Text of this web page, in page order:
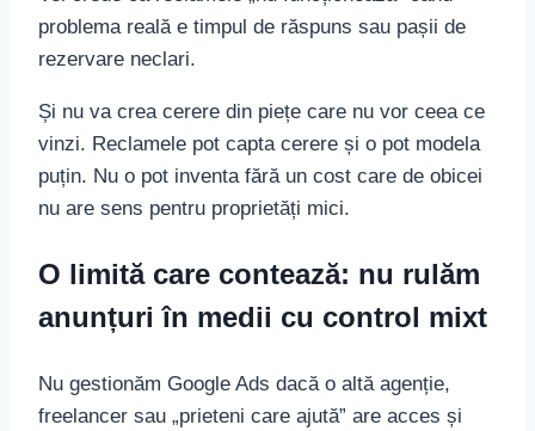
problema reală e timpul de răspuns sau pașii de
rezervare neclari.
Și nu va crea cerere din piețe care nu vor ceea ce
vinzi. Reclamele pot capta cerere și o pot modela
puțin. Nu o pot inventa fără un cost care de obicei
nu are sens pentru proprietăți mici.
O limită care contează: nu rulăm
anunțuri în medii cu control mixt
Nu gestionăm Google Ads dacă o altă agenție,
freelancer sau „prieteni care ajută” are acces și